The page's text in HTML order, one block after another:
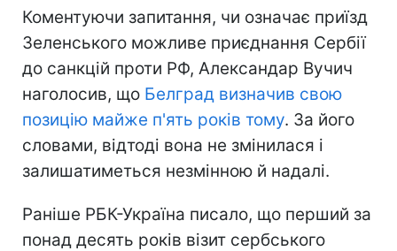
Коментуючи запитання, чи означає приїзд
Зеленського можливе приєднання Сербії
до санкцій проти РФ, Александар Вучич
наголосив, що Белград визначив свою
позицію майже п'ять років тому. За його
словами, відтоді вона не змінилася і
залишатиметься незмінною й надалі.
Раніше РБК-Україна писало, що перший за
понад десять років візит сербського